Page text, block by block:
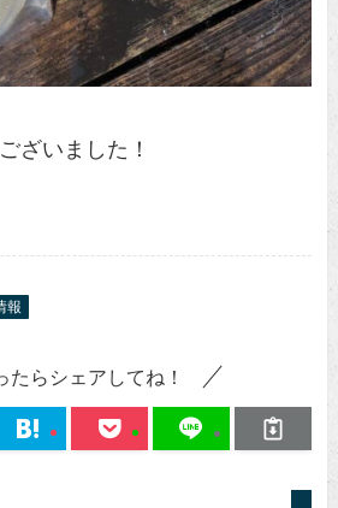
ざいました！
報
たらシェアしてね！